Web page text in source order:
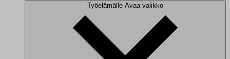
Työelämälle Avaa valikko